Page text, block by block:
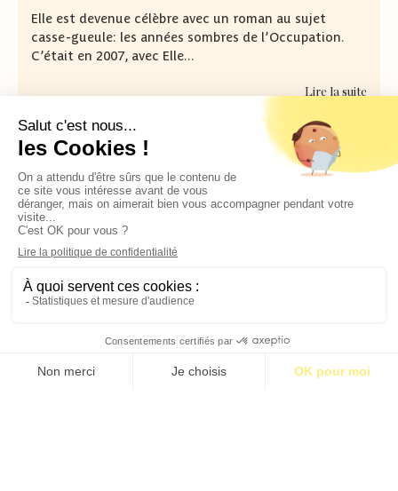
Elle est devenue célèbre avec un roman au sujet
casse-gueule: les années sombres de l’Occupation.
C’était en 2007, avec Elle...
Lire la suite
Contact Qui sommes-nous ?
2026 © BASTILLE MEDIA |Mentions légales| Politique de confidentialité
S’abonner pour 1€ S’abonner